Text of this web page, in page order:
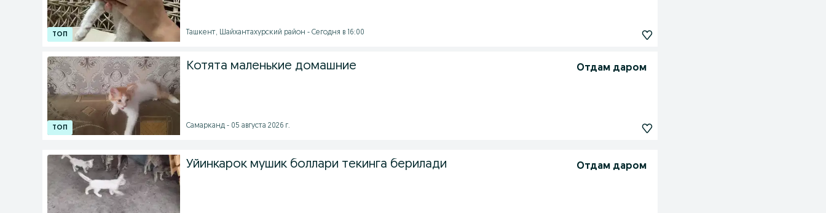
Ташкент, Шайхантахурский район - Сегодня в 16:00
Котята маленькие домашние Отдам даром
Самарканд - 05 августа 2026 г.
Уйинкарок мушик боллари текинга берилади Отдам даром